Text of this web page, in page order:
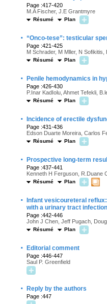
Page :417-420
M.A Fischer, J.E Grantmyre
Résumé Plan
· “Onco-tese”: testicular
Page :421-425
M Schrader, M Mller, N
Résumé Plan
· Penile hemodynamics in
Page :426-430
P.Inar KadIolu, Ahmet Tefekli,
Résumé Plan
· Incidence of erectile
Page :431-436
Edson Duarte Moreira, Carlos
Résumé Plan
· Prospective long-term
Page :437-441
Kenneth H Ferguson, R.Duane
Résumé Plan
·
Infant vesicoureteral
with a urinary tract infection
Page :442-446
John J Chen, Jeff Pugach,
Résumé Plan
· Editorial comment
Page :446-447
Saul P. Greenfield
· Reply by the authors
Page :447